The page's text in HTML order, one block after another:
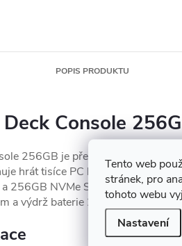
Tento web
stránek, pro
tohoto webu
Nastavení
POPIS PRODUKTU
Console
256GB je přenosná herní
hrát tisíce PC her ze Steam
256GB NVMe SSD úložišti.
a výdrž baterie 2–8 hodin pro